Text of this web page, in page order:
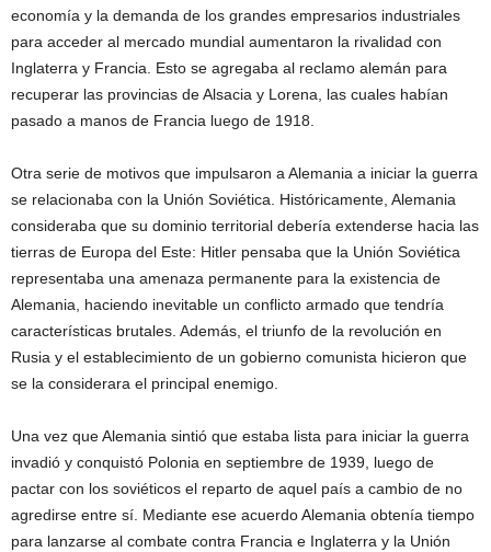
economía y la demanda de los grandes empresarios industriales
para acceder al mercado mundial aumentaron la rivalidad con
Inglaterra y Francia. Esto se agregaba al reclamo alemán para
recuperar las provincias de Alsacia y Lorena, las cuales habían
pasado a manos de Francia luego de 1918.
Otra serie de motivos que impulsaron a Alemania a iniciar la guerra
se relacionaba con la Unión Soviética. Históricamente, Alemania
consideraba que su dominio territorial debería extenderse hacia las
tierras de Europa del Este: Hitler pensaba que la Unión Soviética
representaba una amenaza permanente para la existencia de
Alemania, haciendo inevitable un conflicto armado que tendría
características brutales. Además, el triunfo de la revolución en
Rusia y el establecimiento de un gobierno comunista hicieron que
se la considerara el principal enemigo.
Una vez que Alemania sintió que estaba lista para iniciar la guerra
invadió y conquistó Polonia en septiembre de 1939, luego de
pactar con los soviéticos el reparto de aquel país a cambio de no
agredirse entre sí. Mediante ese acuerdo Alemania obtenía tiempo
para lanzarse al combate contra Francia e Inglaterra y la Unión